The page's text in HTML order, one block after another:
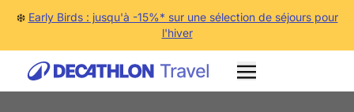
❄️ Early Birds : jusqu'à -15%* sur une sélection de séjours pour
l'hiver